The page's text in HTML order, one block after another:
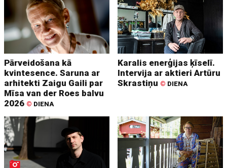
Pārveidošana kā
kvintesence. Saruna ar
arhitekti Zaigu Gaili par
Mīsa van der Roes balvu
2026 © DIENA
Karalis enerģijas ķīselī.
Intervija ar aktieri Artūru
Skrastiņu © DIENA